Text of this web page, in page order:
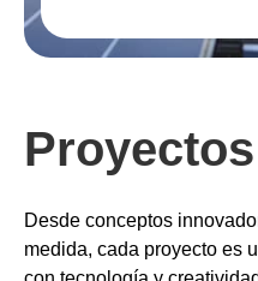
Desde conceptos
medida, cada proyecto es